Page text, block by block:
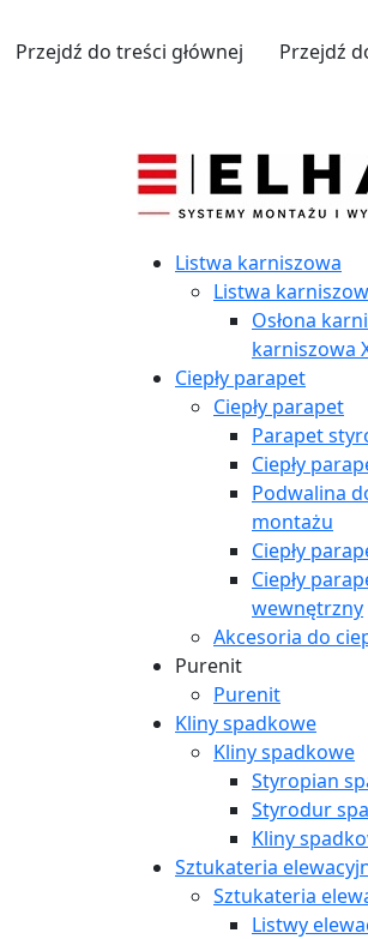
Przejdź do treści głównej Przejdź
Listwa karniszowa
Listwa
Osłona
karniszowa
Ciepły parapet
Ciepły parapet
Parapet
Ciepły
Podwalina
montażu
Ciepły
Ciepły
wewnętrzny
Akcesoria do
Purenit
Purenit
Kliny spadkowe
Kliny spadkowe
Styropian
Styrodur
Kliny
Sztukateria
Sztukateria
Listwy